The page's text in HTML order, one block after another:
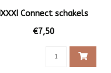
IXXXI Connect schakels
€7,50